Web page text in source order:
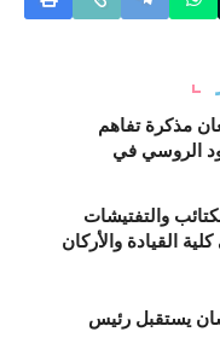
مذكرة تفاهم
الروسي في
والتفتيشات
الـ17 في كلية القيادة والأركان
يستقبل رئيس